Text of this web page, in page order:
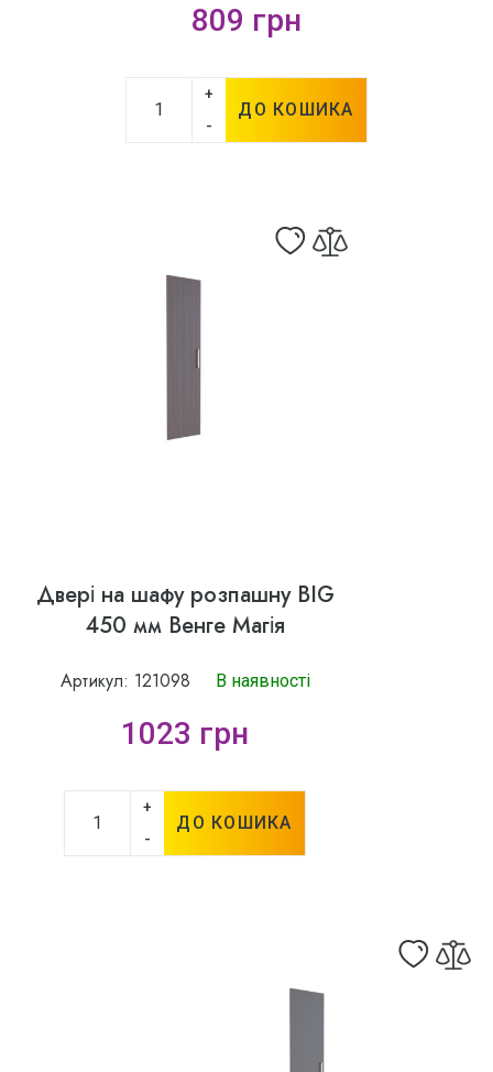
809 грн
+
-
ДО КОШИКА
Двері на шафу розпашну BIG
450 мм Венге Магія
Артикул: 121098 В наявності
1023 грн
+
-
ДО КОШИКА